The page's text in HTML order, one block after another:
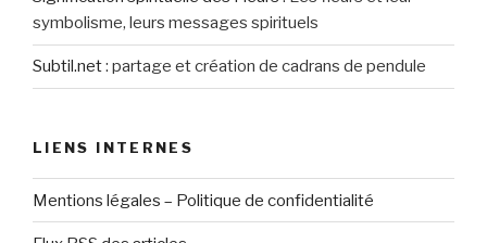
symbolisme, leurs messages spirituels
Subtil.net: partage et création de cadrans de pendule
LIENS INTERNES
Mentions légales – Politique de confidentialité